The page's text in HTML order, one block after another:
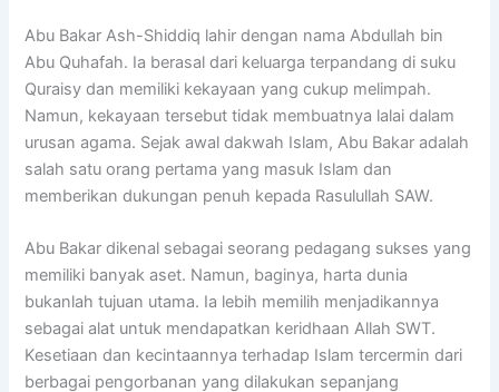
Abu Bakar Ash-Shiddiq lahir dengan nama Abdullah bin
Abu Quhafah. Ia berasal dari keluarga terpandang di suku
Quraisy dan memiliki kekayaan yang cukup melimpah.
Namun, kekayaan tersebut tidak membuatnya lalai dalam
urusan agama. Sejak awal dakwah Islam, Abu Bakar adalah
salah satu orang pertama yang masuk Islam dan
memberikan dukungan penuh kepada Rasulullah SAW.
Abu Bakar dikenal sebagai seorang pedagang sukses yang
memiliki banyak aset. Namun, baginya, harta dunia
bukanlah tujuan utama. Ia lebih memilih menjadikannya
sebagai alat untuk mendapatkan keridhaan Allah SWT.
Kesetiaan dan kecintaannya terhadap Islam tercermin dari
berbagai pengorbanan yang dilakukan sepanjang